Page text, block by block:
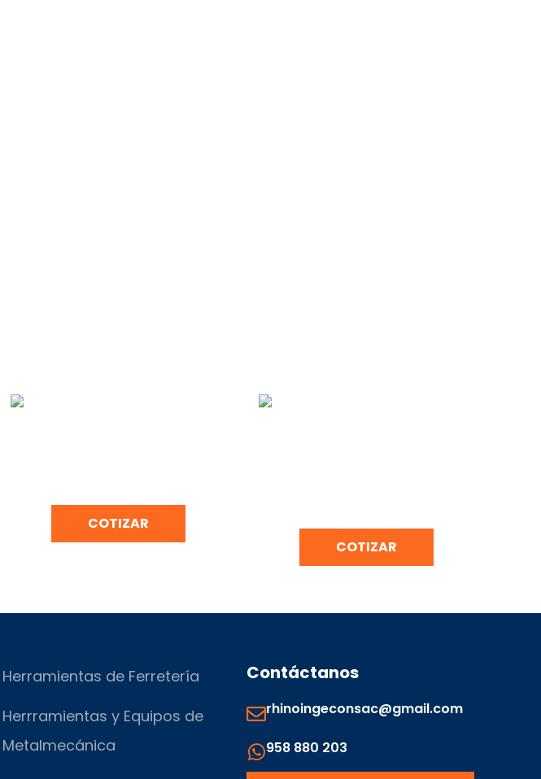
COTIZAR
COTIZAR
Herramientas de Ferretería
Herrramientas y Equipos de
Metalmecánica
Contáctanos
rhinoingeconsac@gmail.com
958 880 203